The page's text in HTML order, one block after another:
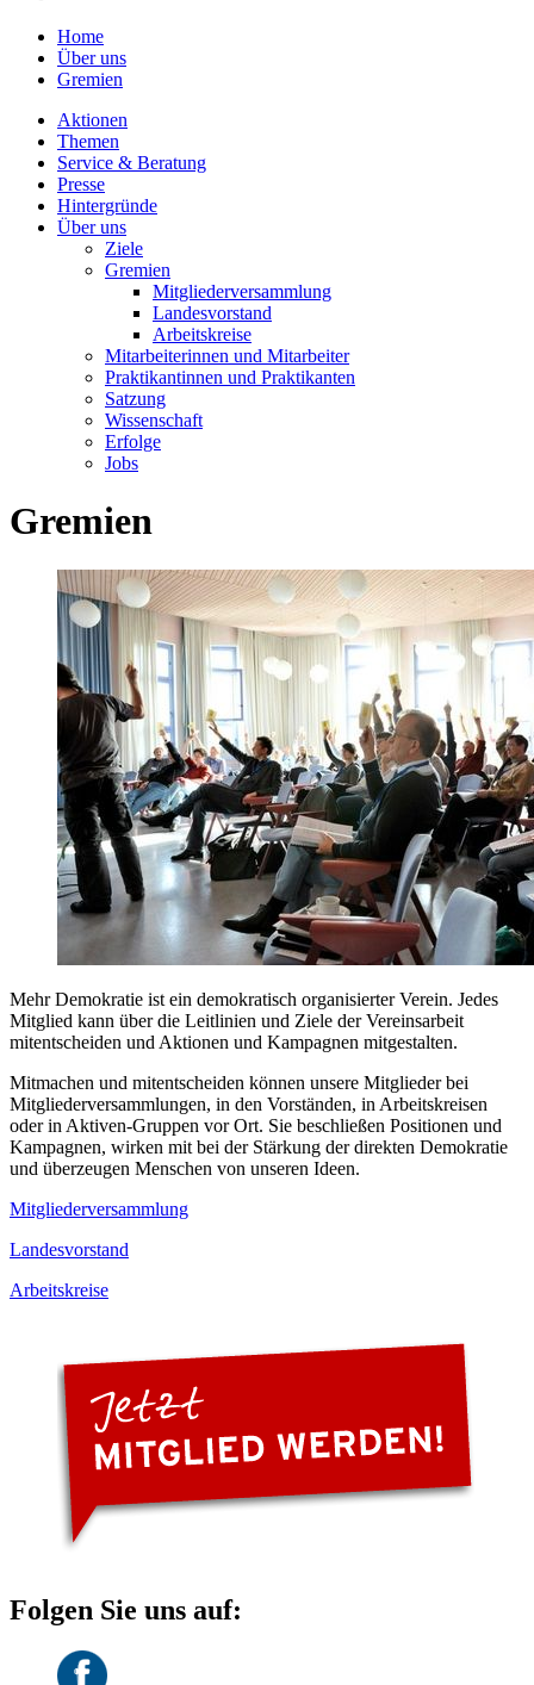
Home
Über uns
Gremien
Aktionen
Themen
Service & Beratung
Presse
Hintergründe
Über uns
Ziele
Gremien
Mitgliederversammlung
Landesvorstand
Arbeitskreise
Mitarbeiterinnen und Mitarbeiter
Praktikantinnen und Praktikanten
Satzung
Wissenschaft
Erfolge
Jobs
Gremien
Mehr Demokratie ist ein demokratisch organisierter Verein. Jedes
Mitglied kann über die Leitlinien und Ziele der Vereinsarbeit
mitentscheiden und Aktionen und Kampagnen mitgestalten.
Mitmachen und mitentscheiden können unsere Mitglieder bei
Mitgliederversammlungen, in den Vorständen, in Arbeitskreisen
oder in Aktiven-Gruppen vor Ort. Sie beschließen Positionen und
Kampagnen, wirken mit bei der Stärkung der direkten Demokratie
und überzeugen Menschen von unseren Ideen.
Mitgliederversammlung
Landesvorstand
Arbeitskreise
Folgen Sie uns auf: